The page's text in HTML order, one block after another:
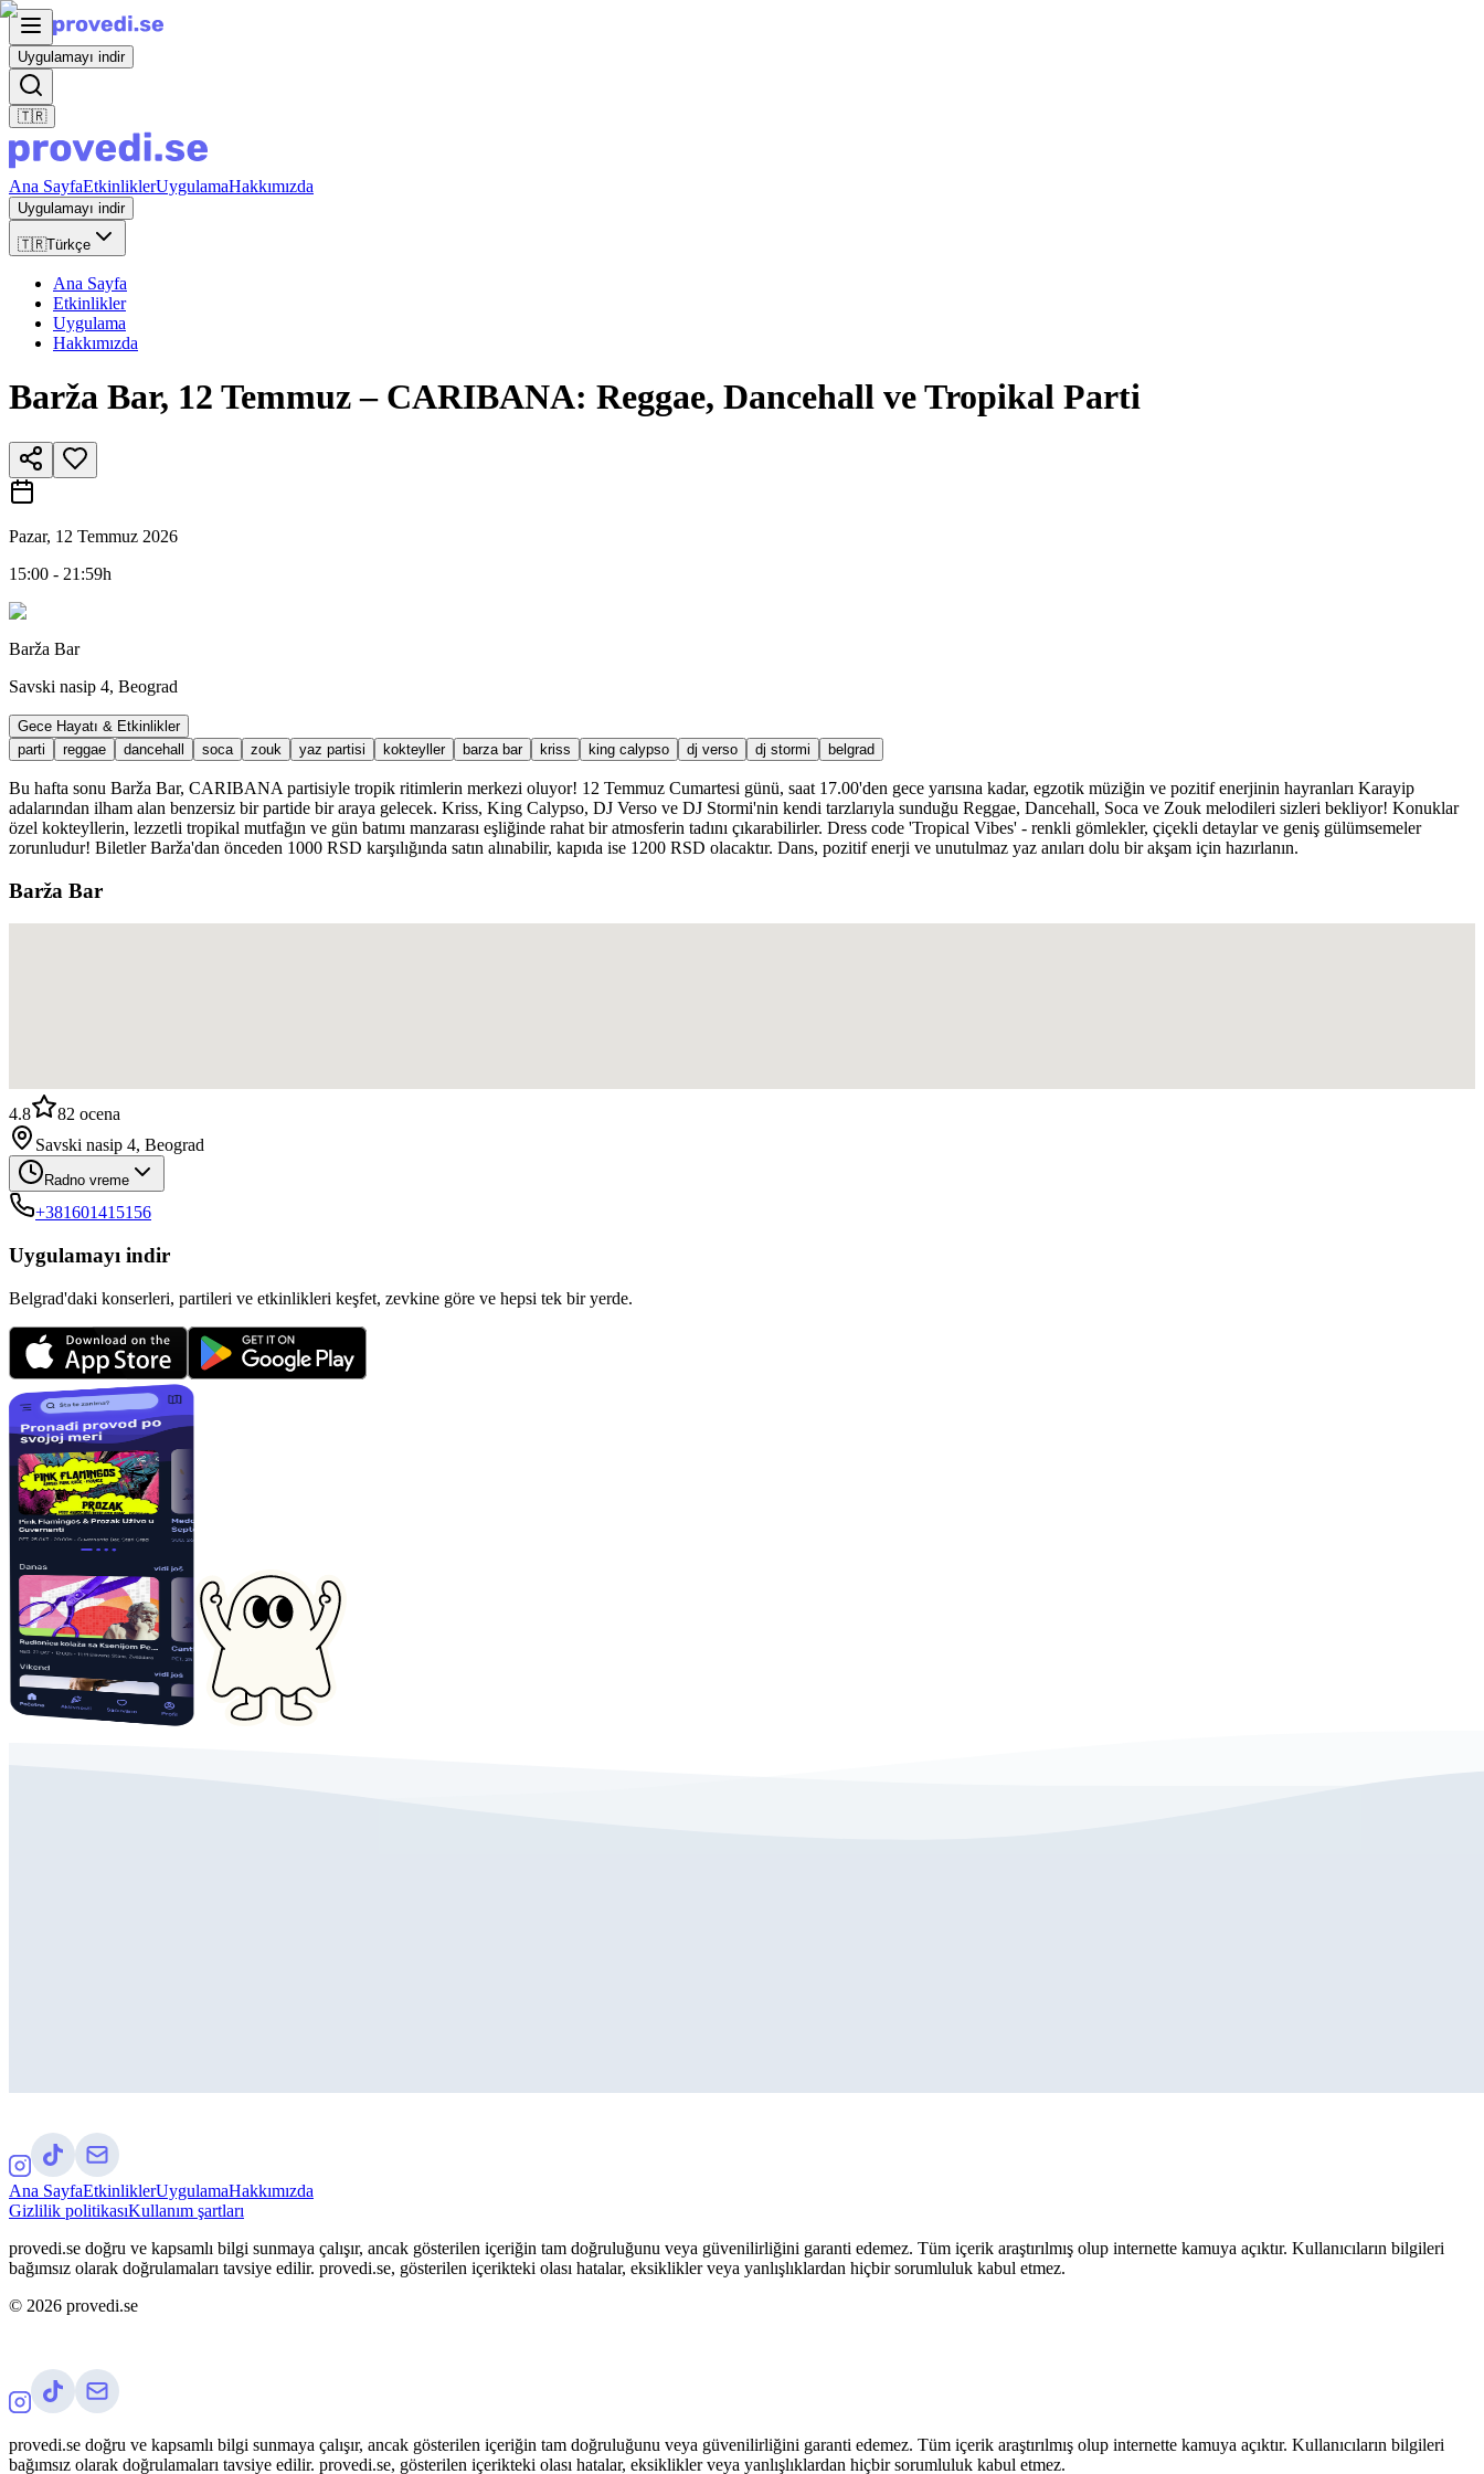
Uygulamayı indir
🇹🇷
Ana SayfaEtkinliklerUygulamaHakkımızda
Uygulamayı indir
🇹🇷Türkçe
Ana Sayfa
Etkinlikler
Uygulama
Hakkımızda
Barža Bar, 12 Temmuz – CARIBANA: Reggae, Dancehall ve Tropikal Parti
Pazar, 12 Temmuz 2026
15:00 - 21:59h
Barža Bar
Savski nasip 4, Beograd
Gece Hayatı & Etkinlikler
parti
reggae dancehall soca zouk yaz partisi kokteyller barza bar kriss king calypso dj verso dj stormi belgrad
Bu hafta sonu Barža Bar, CARIBANA partisiyle tropik ritimlerin merkezi oluyor! 12 Temmuz Cumartesi günü, saat 17.00'den gece yarısına kadar, egzotik müziğin ve pozitif enerjinin hayranları Karayip
adalarından ilham alan benzersiz bir partide bir araya gelecek. Kriss, King Calypso, DJ Verso ve DJ Stormi'nin kendi tarzlarıyla sunduğu Reggae, Dancehall, Soca ve Zouk melodileri sizleri bekliyor! Konuklar
özel kokteyllerin, lezzetli tropikal mutfağın ve gün batımı manzarası eşliğinde rahat bir atmosferin tadını çıkarabilirler. Dress code 'Tropical Vibes' - renkli gömlekler, çiçekli detaylar ve geniş gülümsemeler
zorunludur! Biletler Barža'dan önceden 1000 RSD karşılığında satın alınabilir, kapıda ise 1200 RSD olacaktır. Dans, pozitif enerji ve unutulmaz yaz anıları dolu bir akşam için hazırlanın.
Barža Bar
4.8 82 ocena
Savski nasip 4, Beograd
Radno vreme
+381601415156
Uygulamayı indir
Belgrad'daki konserleri, partileri ve etkinlikleri keşfet, zevkine göre ve hepsi tek bir yerde.
Ana SayfaEtkinliklerUygulamaHakkımızda
Gizlilik politikasıKullanım şartları
provedi.se doğru ve kapsamlı bilgi sunmaya çalışır, ancak gösterilen içeriğin tam doğruluğunu veya güvenilirliğini garanti edemez. Tüm içerik araştırılmış olup internette kamuya açıktır. Kullanıcıların bilgileri
bağımsız olarak doğrulamaları tavsiye edilir. provedi.se, gösterilen içerikteki olası hatalar, eksiklikler veya yanlışlıklardan hiçbir sorumluluk kabul etmez.
© 2026 provedi.se
provedi.se doğru ve kapsamlı bilgi sunmaya çalışır, ancak gösterilen içeriğin tam doğruluğunu veya güvenilirliğini garanti edemez. Tüm içerik araştırılmış olup internette kamuya açıktır. Kullanıcıların bilgileri
bağımsız olarak doğrulamaları tavsiye edilir. provedi.se, gösterilen içerikteki olası hatalar, eksiklikler veya yanlışlıklardan hiçbir sorumluluk kabul etmez.